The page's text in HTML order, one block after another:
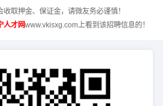
取押金、保证金，请微友务必谨慎！
人才网www.vkisxg.com上看到该招聘信息的！